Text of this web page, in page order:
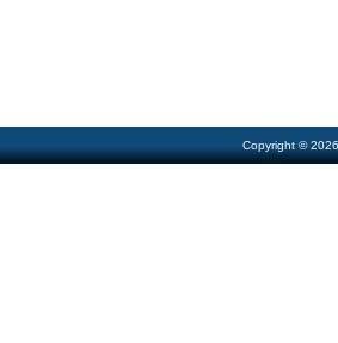
Copyright ©